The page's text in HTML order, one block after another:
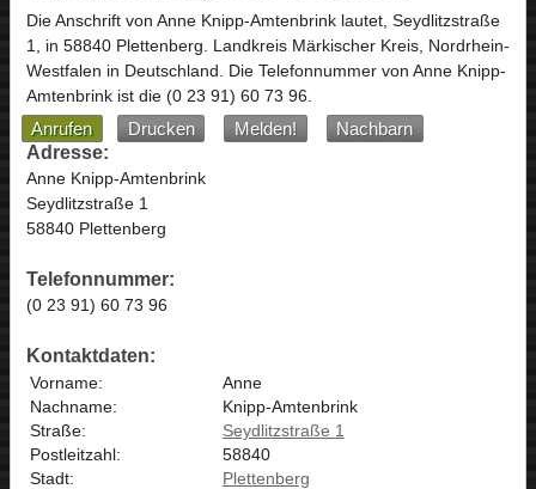
Die Anschrift von Anne Knipp-Amtenbrinklautet, Seydlitzstraße
1, in 58840 Plettenberg. Landkreis Märkischer Kreis, Nordrhein-
Westfalen in Deutschland. Die Telefonnummer von Anne Knipp-
Amtenbrink ist die (0 23 91) 60 73 96.
Anrufen Drucken Melden!
Nachbarn
Adresse:
Anne Knipp-Amtenbrink
Seydlitzstraße 1
58840 Plettenberg
Telefonnummer:
(0 23 91) 60 73 96
Kontaktdaten:
Vorname:
Anne
Nachname:
Knipp-Amtenbrink
Straße:
Seydlitzstraße 1
Postleitzahl:
58840
Stadt:
Plettenberg